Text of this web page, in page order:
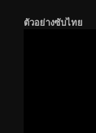
ตัวอย่างซับไทย